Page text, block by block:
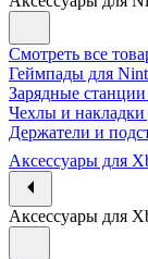
Смотреть все
Геймпады для
Зарядные
Чехлы и
Держатели и
Аксессуары для
Аксессуары для